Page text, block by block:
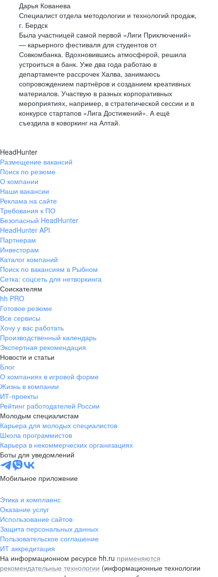
Дарья Кованева
Специалист отдела методологии и технологий продаж,
г. Бердск
Была участницей самой первой «Лиги Приключений»
— карьерного фестиваля для студентов от
Совкомбанка. Вдохновившись атмосферой, решила
устроиться в банк. Уже два года работаю в
департаменте рассрочек Халва, занимаюсь
сопровождением партнёров и созданием креативных
материалов. Участвую в разных корпоративных
мероприятиях, например, в стратегической сессии и в
конкурсе стартапов «Лига Достижений». А ещё
съездила в коворкинг на Алтай.
HeadHunter
Размещение вакансий
Поиск по резюме
О компании
Наши вакансии
Реклама на сайте
Требования к ПО
Безопасный HeadHunter
HeadHunter API
Партнерам
Инвесторам
Каталог компаний
Поиск по вакансиям в Рыбном
Сетка: соцсеть для нетворкинга
Соискателям
hh PRO
Готовое резюме
Все сервисы
Хочу у вас работать
Производственный календарь
Экспертная рекомендация
Новости и статьи
Блог
О компаниях в игровой форме
Жизнь в компании
ИТ-проекты
Рейтинг работодателей России
Молодым специалистам
Карьера для молодых специалистов
Школа программистов
Карьера в некоммерческих организациях
Боты для уведомлений
Мобильное приложение
Этика и комплаенс
Оказание услуг
Использование сайтов
Защита персональных данных
Пользовательское соглашение
ИТ аккредитация
На информационном ресурсе hh.ru применяются
рекомендательные технологии (информационные технологии